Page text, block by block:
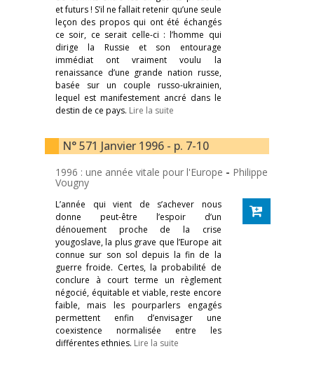
et futurs ! S’il ne fallait retenir qu’une seule
leçon des propos qui ont été échangés
ce soir, ce serait celle-ci : l’homme qui
dirige la Russie et son entourage
immédiat ont vraiment voulu la
renaissance d’une grande nation russe,
basée sur un couple russo-ukrainien,
lequel est manifestement ancré dans le
destin de ce pays. Lire la suite
N° 571 Janvier 1996 - p. 7-10
1996 : une année vitale pour l'Europe - Philippe
Vougny
L’année qui vient de s’achever nous
donne peut-être l’espoir d’un
dénouement proche de la crise
yougoslave, la plus grave que l’Europe ait
connue sur son sol depuis la fin de la
guerre froide. Certes, la probabilité de
conclure à court terme un règlement
négocié, équitable et viable, reste encore
faible, mais les pourparlers engagés
permettent enfin d’envisager une
coexistence normalisée entre les
différentes ethnies. Lire la suite